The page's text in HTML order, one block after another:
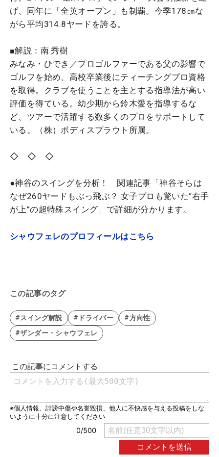
げ、同年に「全英オープン」も制覇。今季178㎝な
がら平均314.8ヤードを誇る。
■解説：南 秀樹
みなみ・ひでき／プロゴルファーである父の影響で
ゴルフを始め、高校卒業後にティーチングプロ資格
を取得。クラブを使うことを主とする指導法が高い
評価を得ている。幼少期から鈴木愛を指導するな
ど、ツアーで活躍する数多くのプロをサポートして
いる。（株）ボディスプラウト所属。
◇ ◇ ◇
●神谷のスイングを分析！ 関連記事「神谷そらは
なぜ260ヤードもぶっ飛ぶ？ 女子プロも驚いた“右手
が上”の超特殊スイング」で詳細が分かります。
シャウフェレのプロフィールはこちら
この記事のタグ
#スイング解説 #ドライバー
#方向性
#ザンダー・シャウフェレ